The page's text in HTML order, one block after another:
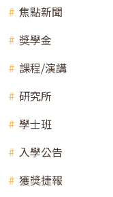
焦點新聞
獎學金
課程/演講
研究所
學士班
入學公告
獲獎捷報